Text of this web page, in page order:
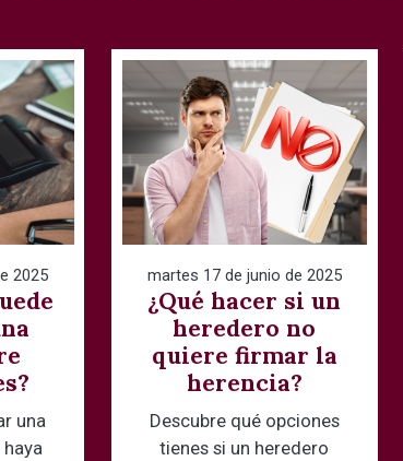
2025
una
martes 17 de junio de 2025
¿Qué hacer si un
heredero no
quiere firmar la
herencia?
Descubre qué opciones
tienes si un heredero